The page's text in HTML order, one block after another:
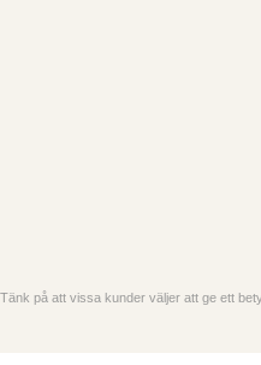
Tänk på att vissa kunder väljer att ge ett